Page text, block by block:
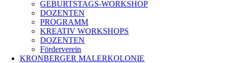
GEBURTSTAGS-WORKSHOP
DOZENTEN
PROGRAMM
KREATIV WORKSHOPS
DOZENTEN
Förderverein
KRONBERGER MALERKOLONIE